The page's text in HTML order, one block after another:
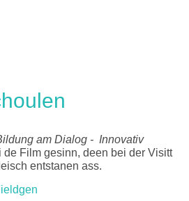
am Dialog - Innovativ
de Film gesinn, deen bei der Visitt
entstanen ass.